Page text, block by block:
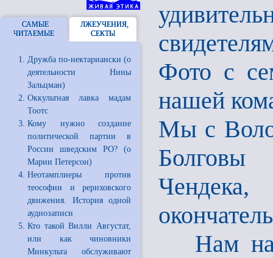
САМЫЕ
ЧИТАЕМЫЕ
ЛЖЕУЧЕНИЯ,
СЕКТЫ
Дружба по-нектариански (о
деятельности Нины
Зальцман)
Оккультная лавка мадам
Тоотс
Кому нужно создание
политической партии в
России шведским РО? (о
Марии Петерсон)
Неотамплиеры против
теософии и рериховского
движения. История одной
аудиозаписи
Кто такой Вилли Августат,
или как чиновники
Минкульта обслуживают
Фото с
нашей
Мы с
Нам